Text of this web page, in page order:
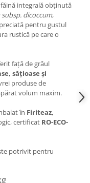
integrală obținută
dicoccum,
pentru gustul
rustică pe care o
față de grâul
sățioase și
produse de
volum maxim.
în Firiteaz,
certificat RO-ECO-
potrivit pentru